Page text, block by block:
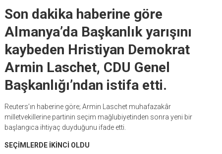
Son dakika haberine göre
Almanya’da Başkanlık yarışını
kaybeden Hristiyan Demokrat
Armin Laschet, CDU Genel
Başkanlığı’ndan istifa etti.
Reuters’ın haberine göre; Armin Laschet muhafazakâr
milletvekillerine partinin seçim mağlubiyetinden sonra yeni bir
başlangıca ihtiyaç duyduğunu ifade etti.
SEÇİMLERDE İKİNCİ OLDU